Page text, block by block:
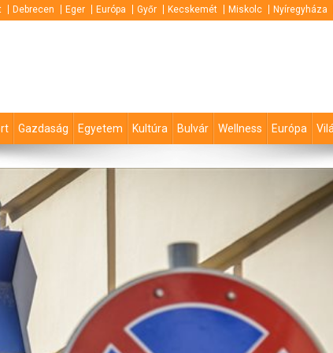
Debrecen Eger Európa Győr Kecskemét Miskolc Nyíregyháza
Gazdaság Egyetem Kultúra Bulvár Wellness Európa